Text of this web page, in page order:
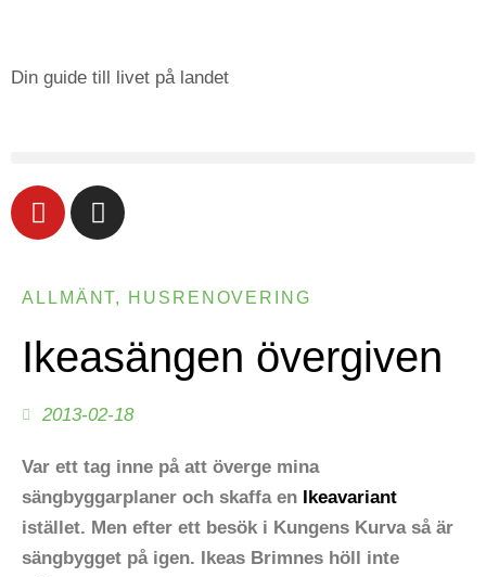
Din guide till livet på landet
ALLMÄNT, HUSRENOVERING
Ikeasängen övergiven
2013-02-18
Var ett tag inne på att överge mina
sängbyggarplaner och skaffa en
Ikeavariant
istället. Men efter ett besök i Kungens Kurva så är
sängbygget på igen. Ikeas Brimnes höll inte